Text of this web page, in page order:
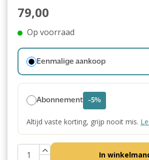
79,00
Op voorraad
Eenmalige aankoop
Abonnement -5%
Altijd vaste korting, grijp nooit mis.
In